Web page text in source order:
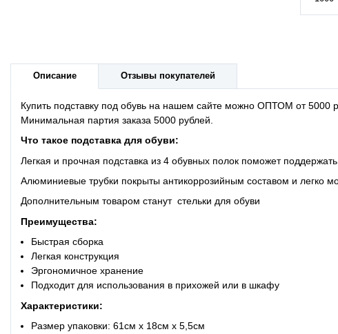
Описание Отзывы покупателей
Купить подставку под обувь на нашем сайте можно ОПТОМ от 5000
Минимальная партия заказа 5000 рублей.
Что такое подставка для обуви:
Легкая и прочная подставка из 4 обувных полок поможет
Алюминиевые трубки покрыты антикоррозийным составом и легко
Дополнительным товаром станут стельки для обуви
Преимущества:
Быстрая сборка
Легкая конструкция
Эргономичное хранение
Подходит для использования в прихожей или в шкафу
Характеристики:
Размер упаковки: 61см x 18см x 5,5см